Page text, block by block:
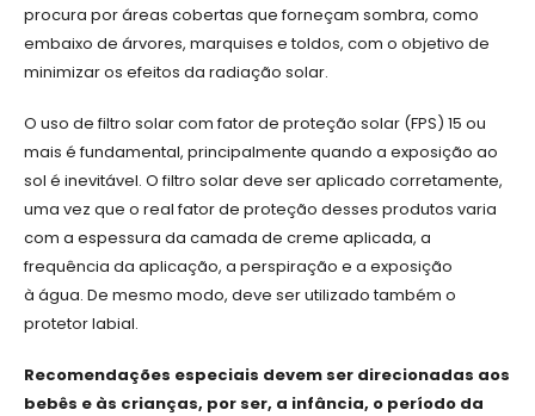
procura por áreas cobertas que forneçam sombra, como
embaixo de árvores, marquises e toldos, com o objetivo de
minimizar os efeitos da radiação solar.
O uso de filtro solar com fator de proteção solar (FPS) 15 ou
mais é fundamental, principalmente quando a exposição ao
sol é inevitável. O filtro solar deve ser aplicado corretamente,
uma vez que o real fator de proteção desses produtos varia
com a espessura da camada de creme aplicada, a
frequência da aplicação, a perspiração e a exposição
à água. De mesmo modo, deve ser utilizado também o
protetor labial.
Recomendações especiais devem ser direcionadas aos
bebês e às crianças, por ser, a infância, o período da